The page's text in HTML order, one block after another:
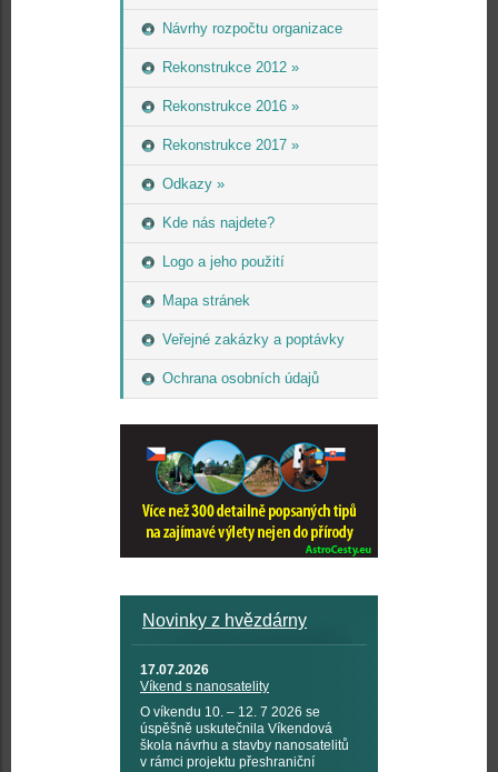
Návrhy rozpočtu organizace
Rekonstrukce 2012 »
Rekonstrukce 2016 »
Rekonstrukce 2017 »
Odkazy »
Kde nás najdete?
Logo a jeho použití
Mapa stránek
Veřejné zakázky a poptávky
Ochrana osobních údajů
Novinky z hvězdárny
17.07.2026
Víkend s nanosatelity
O víkendu 10. – 12. 7 2026 se
úspěšně uskutečnila Víkendová
škola návrhu a stavby nanosatelitů
v rámci projektu přeshraniční